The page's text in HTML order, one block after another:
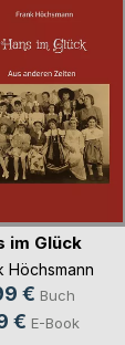
im Glück
Höchsmann
€ Buch
€ E-Book